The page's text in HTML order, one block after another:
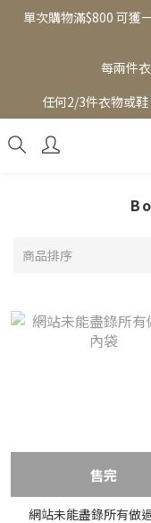
單次購物滿$800 可獲
每兩件
任何2/3件衣物或鞋
商品排序
售完
網站未能盡錄所有做